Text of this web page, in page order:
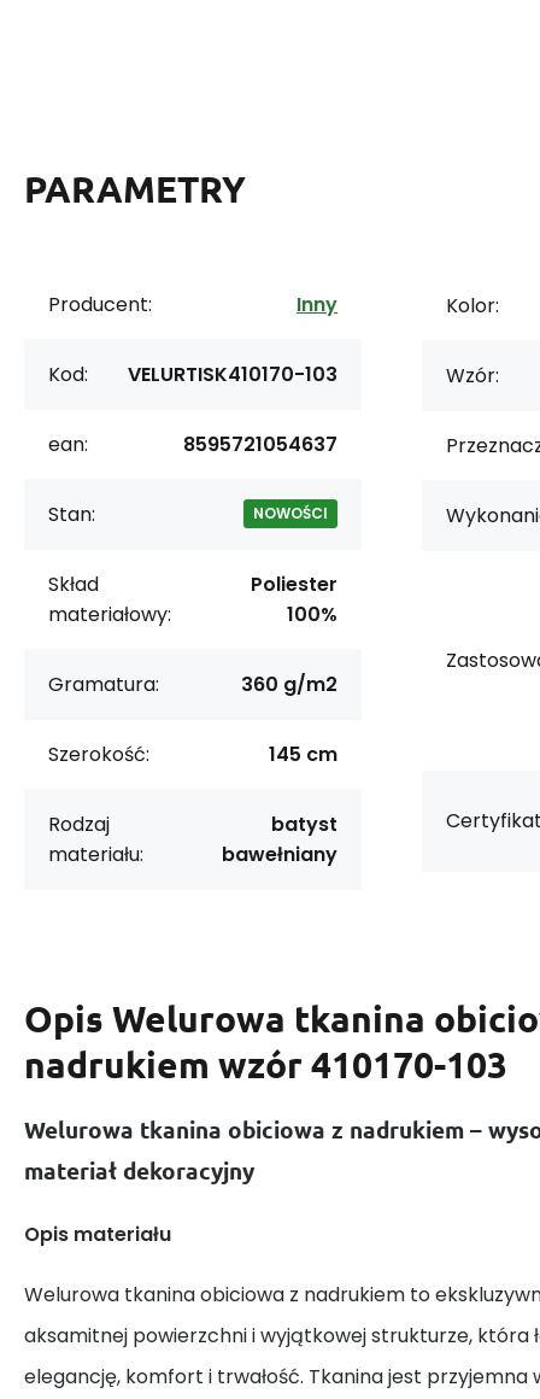
PARAMETRY
Producent: Inny
Kod: VELURTISK410170-103
ean: 8595721054637
Stan: NOWOŚCI
Skład
materiałowy:
Poliester
100%
Gramatura: 360 g/m2
Szerokość: 145 cm
Rodzaj
materiału:
batyst
bawełniany
Kolor:
Wzór:
Opis Welurowa tkanina
nadrukiem wzór 410170-103
Welurowa tkanina obiciowa z nadrukiem –
materiał dekoracyjny
Opis materiału
Welurowa tkanina obiciowa z nadrukiem to
aksamitnej powierzchni i wyjątkowej strukturze, która
elegancję, komfort i trwałość. Tkanina jest przyjemna